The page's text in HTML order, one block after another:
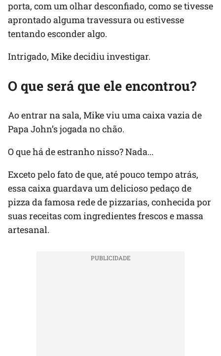
porta, com um olhar desconfiado, como se tivesse
aprontado alguma travessura ou estivesse
tentando esconder algo.
Intrigado, Mike decidiu investigar.
O que será que ele encontrou?
Ao entrar na sala, Mike viu uma caixa vazia de
Papa John’s jogada no chão.
O que há de estranho nisso? Nada...
Exceto pelo fato de que, até pouco tempo atrás,
essa caixa guardava um delicioso pedaço de
pizza da famosa rede de pizzarias, conhecida por
suas receitas com ingredientes frescos e massa
artesanal.